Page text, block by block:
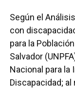
Según el
con
para la
Salvador
Nacional para la
Discapacidad;